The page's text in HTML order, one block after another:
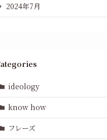
2024年7月
ideology
know how
フレーズ